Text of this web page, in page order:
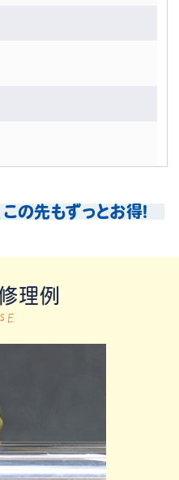
の先もずっとお得！
理例